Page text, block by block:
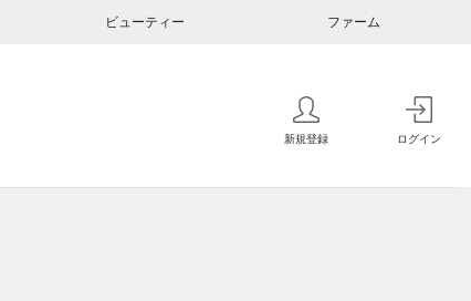
ビューティー ファーム
新規登録 ログイン